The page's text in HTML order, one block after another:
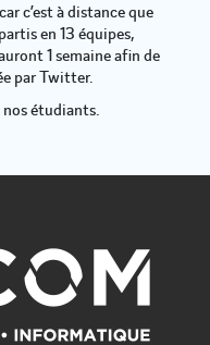
c’est à distance que
en 13 équipes,
1 semaine afin de
par Twitter.
étudiants.